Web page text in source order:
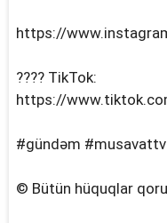
https://
???? TikTok:
https://
#gündəm
© Bütün hüquqlar